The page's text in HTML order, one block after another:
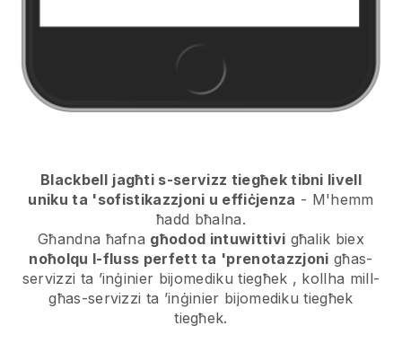
Blackbell jagħti s-servizz tiegħek tibni livell
uniku ta 'sofistikazzjoni u effiċjenza - M'hemm
ħadd bħalna.
Għandna ħafna għodod intuwittivi għalik biex
noħolqu l-fluss perfett ta 'prenotazzjoni għas-
servizzi ta ’inġinier bijomediku tiegħek , kollha mill-
għas-servizzi ta ’inġinier bijomediku tiegħek
tiegħek.